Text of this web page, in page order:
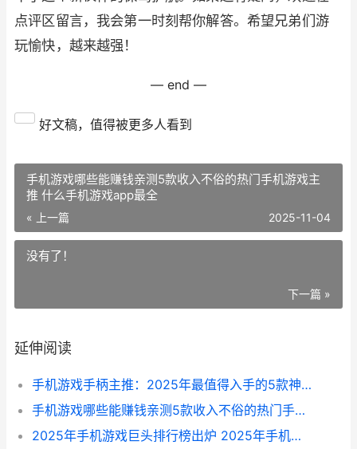
点评区留言，我会第一时刻帮你解答。希望兄弟们游
玩愉快，越来越强！
— end —
好文稿，值得被更多人看到
手机游戏哪些能赚钱亲测5款收入不俗的热门手机游戏主
推 什么手机游戏app最全
« 上一篇 2025-11-04
没有了！
下一篇 »
延伸阅读
手机游戏手柄主推：2025年最值得入手的5款神器 手机游戏手柄使用说明
手机游戏哪些能赚钱亲测5款收入不俗的热门手机游戏主推 什么手机游戏app最全
2025年手机游戏巨头排行榜出炉 2025年手机游戏搬砖